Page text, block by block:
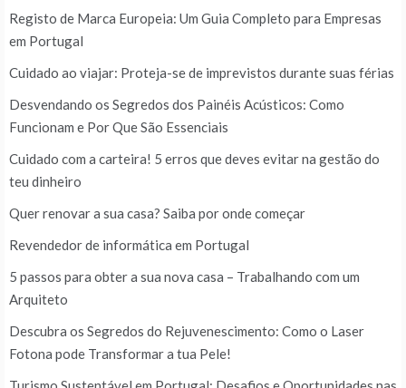
Registo de Marca Europeia: Um Guia Completo para Empresas
em Portugal
Cuidado ao viajar: Proteja-se de imprevistos durante suas férias
Desvendando os Segredos dos Painéis Acústicos: Como
Funcionam e Por Que São Essenciais
Cuidado com a carteira! 5 erros que deves evitar na gestão do
teu dinheiro
Quer renovar a sua casa? Saiba por onde começar
Revendedor de informática em Portugal
5 passos para obter a sua nova casa – Trabalhando com um
Arquiteto
Descubra os Segredos do Rejuvenescimento: Como o Laser
Fotona pode Transformar a tua Pele!